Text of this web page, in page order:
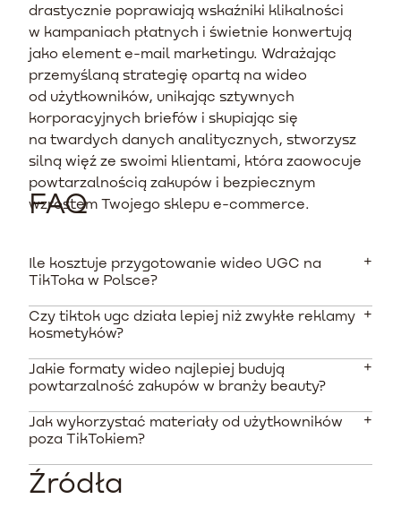
drastycznie poprawiają wskaźniki klikalności
w kampaniach płatnych i świetnie konwertują
jako element e-mail marketingu. Wdrażając
przemyślaną strategię opartą na wideo
od użytkowników, unikając sztywnych
korporacyjnych briefów i skupiając się
na twardych danych analitycznych, stworzysz
silną więź ze swoimi klientami, która zaowocuje
powtarzalnością zakupów i bezpiecznym
wzrostem Twojego sklepu e-commerce.
FAQ
Ile kosztuje przygotowanie wideo UGC na
TikToka w Polsce?
Średnia cena za 30-sekundowe wideo UGC wynosi w
za zrealizowanie 10 profesjonalnych materiałów wideo
zapłacisz średnio około 6628 PLN netto.
Czy tiktok ugc działa lepiej niż zwykłe reklamy
kosmetyków?
Tak, dane pokazują, że wideo tworzone przez
nagrane przez markę. Ponadto generuje ono
czterokrotnie wyższy wskaźnik klikalności (CTR) w
Jakie formaty wideo najlepiej budują
powtarzalność zakupów w branży beauty?
Największą skuteczność mają materiały pokazujące
pielęgnacyjne (GRWM) oraz tak zwane denka
kosmetyczne, które stanowią silny dowód na wysoką
Jak wykorzystać materiały od użytkowników
poza TikTokiem?
Najlepsze filmy UGC warto implementować w
Źródła